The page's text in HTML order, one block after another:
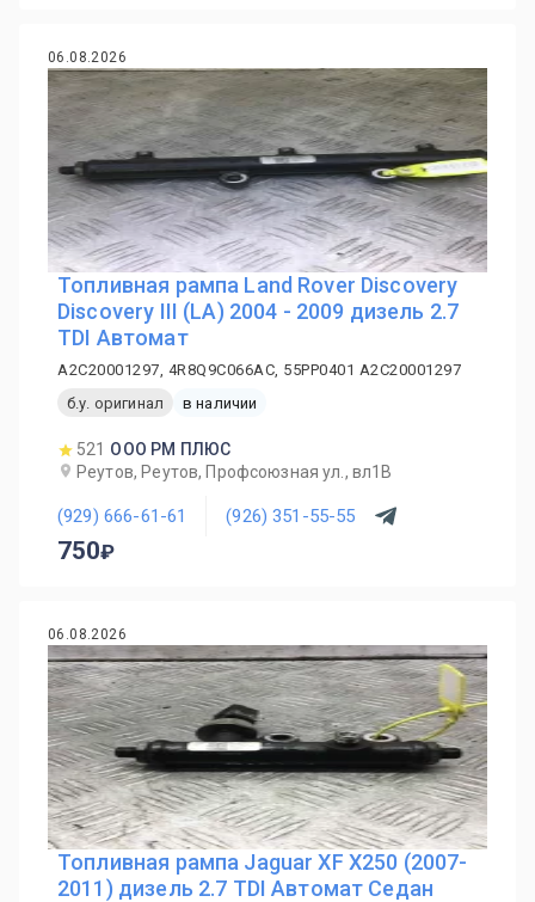
06.08.2026
Топливная рампа Land Rover Discovery
Discovery III (LA) 2004 - 2009 дизель 2.7
TDI Автомат
A2C20001297, 4R8Q9C066AC, 55PP0401 A2C20001297
б.у. оригинал
в наличии
521 ООО РМ ПЛЮС
Реутов, Реутов, Профсоюзная ул., вл1В
(929) 666-61-61 (926) 351-55-55
750
06.08.2026
Топливная рампа Jaguar XF X250 (2007-
2011) дизель 2.7 TDI Автомат Седан